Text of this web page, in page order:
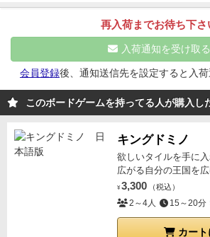
る三角形に隣接していきます。
のどこから取ってもかまいませ
いもの順です。タイルタワーの
けとります。タイルに隣接する
マークでなければだめです。タ
イルを取ったあとに、自分の場
のタイルが全てなくなるか全員
なくなったらゲーム終了。点数
が高い人の勝利です。
他に少し
シンプルなゲームで、何よ
自分の配置をど
りながらアクションゲームでも
るのは順番ではなく早い者勝ち
を言います。 個人お題を目指す
すのか、はたまたそれらを無視
繋げ続けるのか、プレイスタイ
終了時の見た目も綺麗で、さな
ステンドグラスと言ったところ
体は簡単で、子どもさんでも遊
だアクション要素の部分が難し
その場合は順番にタイルを
スルールを適用してもいいかも
再入荷までお待ち下さ
入荷通知を受け取る
会員登録後、通知送信先を設定すると入
このボードゲームを持ってる人が購入し
キングドミノ
欲しいタイルを手に
広がる自分の王国を広
¥ 3,300 （税込）
2～4人 15～20分
カート